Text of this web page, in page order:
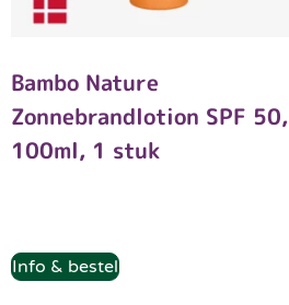
Bambo Nature
Zonnebrandlotion SPF 50,
100ml, 1 stuk
Info & bestel